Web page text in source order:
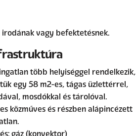
vagy befektetésnek.
több helyiséggel rendelkezik,
egy 58 m2-es, tágas üzlettérrel,
mosdókkal és tárolóval.
közműves és részben alápincézett
gáz (konvektor)